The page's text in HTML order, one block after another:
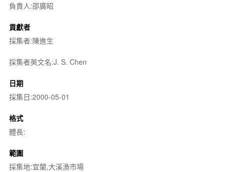
負責人:邵廣昭
貢獻者
採集者:陳進生
採集者英文名:J. S. Chen
日期
採集日:2000-05-01
格式
體長:
範圍
採集地:宜蘭,大溪漁市場